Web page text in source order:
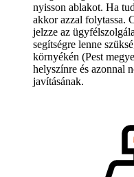
nyisson ablakot. Ha
akkor azzal folytassa.
jelzze az
segítségre lenne
környékén (Pest
helyszínre és azonnal
javításának.